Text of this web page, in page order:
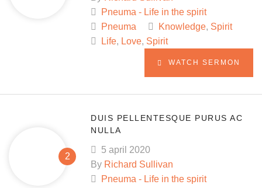
Pneuma - Life in the spirit
Pneuma
Knowledge, Spirit
Life, Love, Spirit
WATCH SERMON
DUIS PELLENTESQUE PURUS AC
NULLA
5 april 2020
By Richard Sullivan
Pneuma - Life in the spirit